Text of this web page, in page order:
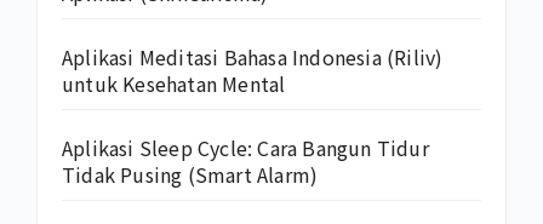
Aplikasi Meditasi Bahasa Indonesia (Riliv)
untuk Kesehatan Mental
Aplikasi Sleep Cycle: Cara Bangun Tidur
Tidak Pusing (Smart Alarm)